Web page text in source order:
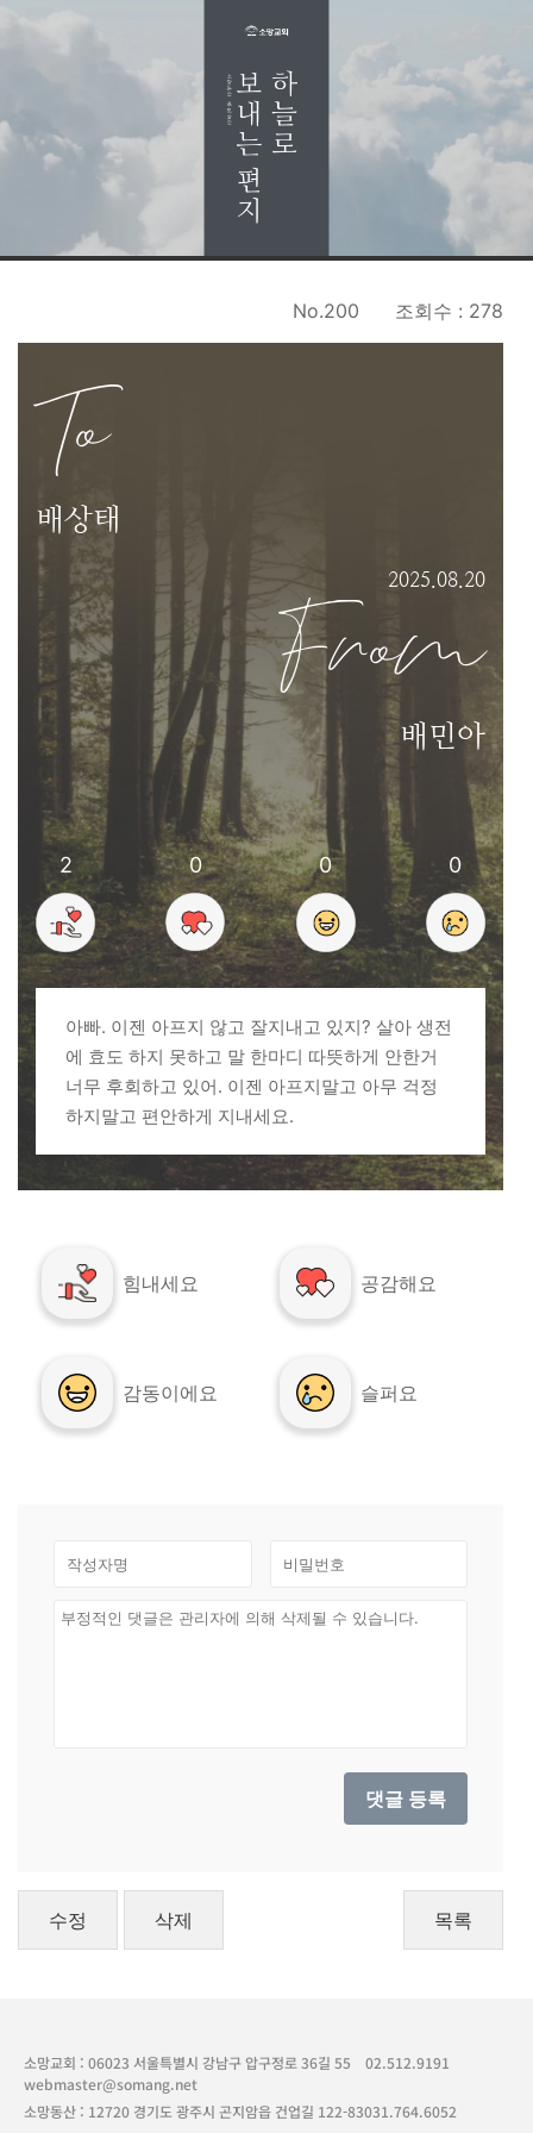
No.200 조회수 : 278
To
배상태
2025.08.20
From
배민아
2 0 0 0
아빠. 이젠 아프지 않고 잘지내고 있지? 살아 생전
에 효도 하지 못하고 말 한마디 따뜻하게 안한거
너무 후회하고 있어. 이젠 아프지말고 아무 걱정
하지말고 편안하게 지내세요.
힘내세요 공감해요
감동이에요 슬퍼요
수정 삭제 목록
소망교회 : 06023 서울특별시 강남구 압구정로 36길 55 02.512.9191
webmaster@somang.net
소망동산 : 12720 경기도 광주시 곤지암읍 건업길 122-83031.764.6052